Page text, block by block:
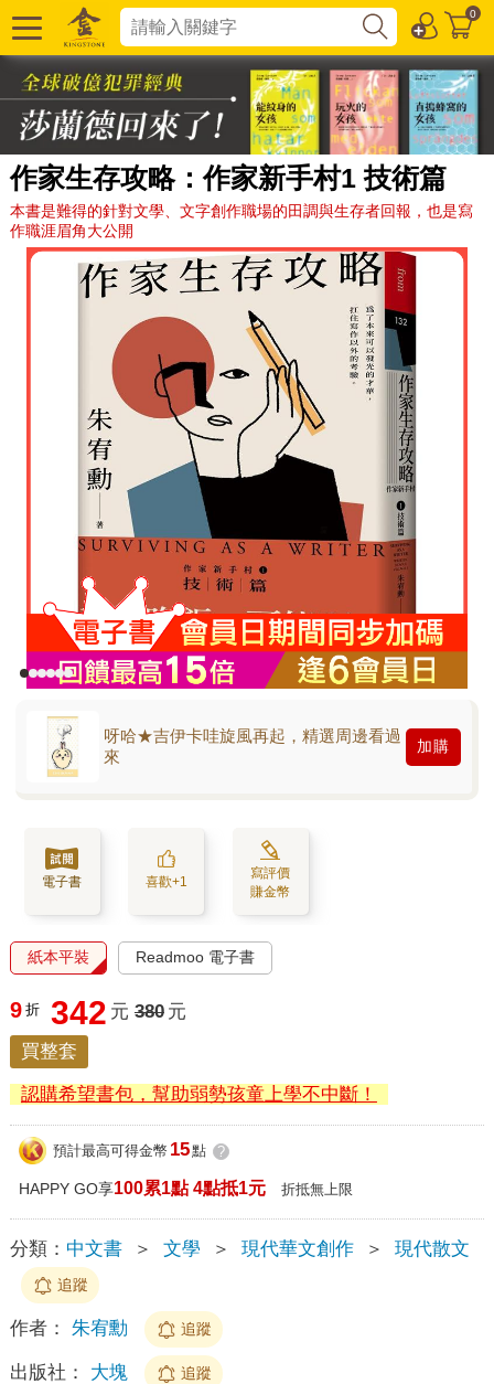
0
作家生存攻略：作家新手村1 技術篇
本書是難得的針對文學、文字創作職場的田調與生存者回報，也是寫
作職涯眉角大公開
呀哈★吉伊卡哇旋風再起，精選周邊看過
來
加購
電子書 喜歡+1
寫評價
賺金幣
紙本平裝 Readmoo 電子書
9 折 342 元 380 元
買整套
認購希望書包，幫助弱勢孩童上學不中斷！
預計最高可得金幣 15點 ?
HAPPY GO享100累1點 4點抵1元 折抵無上限
分類： 中文書 ＞ 文學 ＞ 現代華文創作 ＞ 現代散文
追蹤
作者： 朱宥勳 追蹤
出版社： 大塊 追蹤